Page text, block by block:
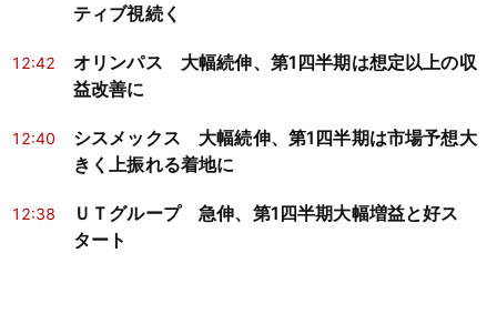
ティブ視続く
12:42
オリンパス 大幅続伸、第1四半期は想定以上の収
益改善に
12:40
シスメックス 大幅続伸、第1四半期は市場予想大
きく上振れる着地に
12:38
ＵＴグループ 急伸、第1四半期大幅増益と好ス
タート